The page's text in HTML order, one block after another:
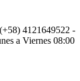
4121649522 -
a Viernes 08:00